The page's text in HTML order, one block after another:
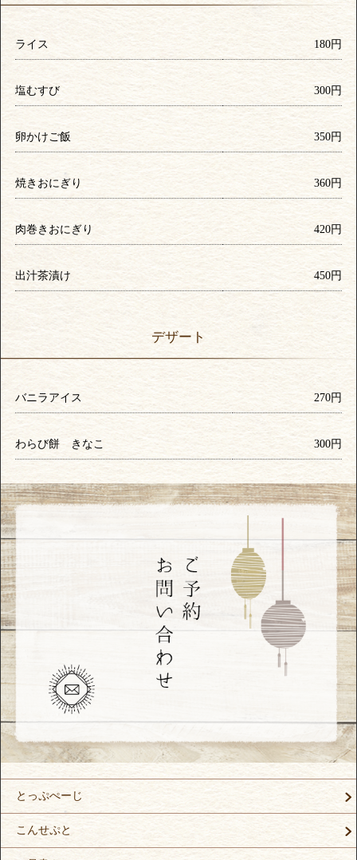
ライス 180円
塩むすび 300円
卵かけご飯 350円
焼きおにぎり 360円
肉巻きおにぎり 420円
出汁茶漬け 450円
デザート
バニラアイス 270円
わらび餅 きなこ 300円
とっぷぺーじ
こんせぷと